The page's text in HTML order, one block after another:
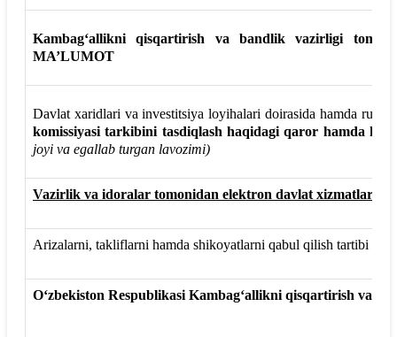
Kambag‘allikni qisqartirish va bandlik vazirligi
MA’LUMOT
Davlat xaridlari va investitsiya loyihalari doirasida hamda
komissiyasi tarkibini tasdiqlash haqidagi qaror hamda
joyi va egallab turgan lavozimi)
Vazirlik va idoralar tomonidan elektron davlat xizmatlarini
Arizalarni, takliflarni hamda shikoyatlarni qabul qilish tartibi
O‘zbekiston Respublikasi Kambag‘allikni qisqartirish va